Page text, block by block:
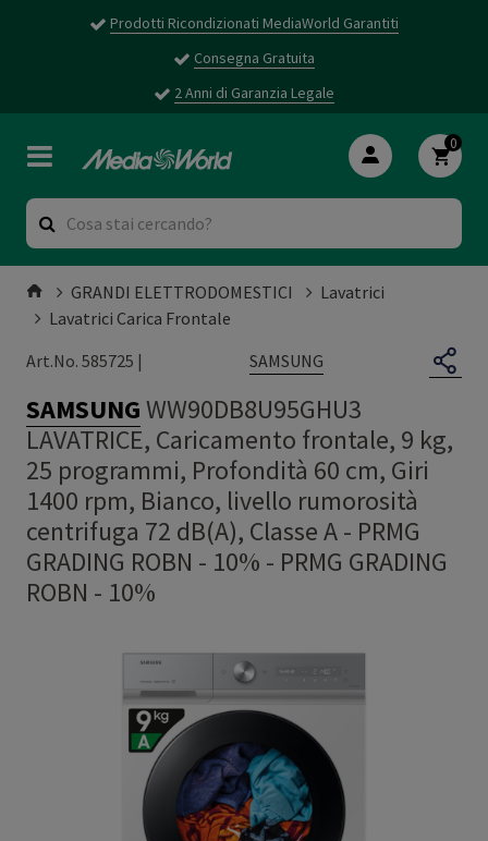
Prodotti Ricondizionati MediaWorld Garantiti
Consegna Gratuita
2 Anni di Garanzia Legale
0
GRANDI ELETTRODOMESTICI
Lavatrici
Lavatrici Carica Frontale
Art.No. 585725 |
SAMSUNG
SAMSUNGWW90DB8U95GHU3
LAVATRICE, Caricamento frontale, 9 kg,
25 programmi, Profondità 60 cm, Giri
1400 rpm, Bianco, livello rumorosità
centrifuga 72 dB(A), Classe A - PRMG
GRADING ROBN - 10% - PRMG GRADING
ROBN - 10%